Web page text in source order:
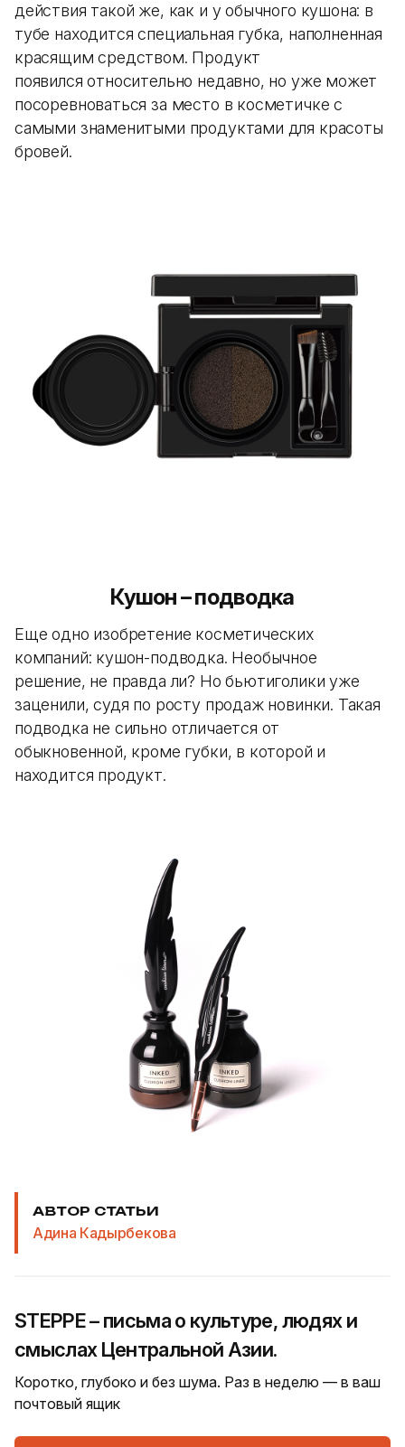
действия такой же, как и у обычного кушона: в
тубе находится специальная губка, наполненная
красящим средством. Продукт
появился относительно недавно, но уже может
посоревноваться за место в косметичке с
самыми знаменитыми продуктами для красоты
бровей.
Кушон – подводка
Еще одно изобретение косметических
компаний: кушон-подводка. Необычное
решение, не правда ли? Но бьютиголики уже
заценили, судя по росту продаж новинки. Такая
подводка не сильно отличается от
обыкновенной, кроме губки, в которой и
находится продукт.
АВТОР СТАТЬИ
Адина Кадырбекова
STEPPE – письма о культуре, людях и
смыслах Центральной Азии.
Коротко, глубоко и без шума. Раз в неделю — в ваш
почтовый ящик